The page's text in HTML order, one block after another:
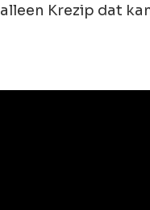
alleen Krezip dat